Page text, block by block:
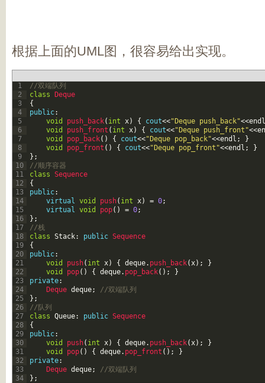
根据上面的UML图，很容易给出实现。
1
2
3
4
5
6
7
8
9
10
11
12
13
14
15
16
17
18
19
20
21
22
23
24
25
26
27
28
29
30
31
32
33
34
//双端队列
class
Deque
{
public:
void
push_back( int x) { cout<<"Deque push_back"<<endl
void
push_front ( int x) { cout<<"Deque push_front"<<
void
pop_back( ) { cout<<"Deque pop_back"<<endl ;
}
void
pop_front ( ) { cout<<"Deque pop_front"<<endl ;
}
} ;
//顺序容器
class Sequence
{
public:
virtual void push( int x) = 0;
virtual void pop( ) = 0;
} ;
//栈
class Stack: public Sequence
{
public:
void
push( int x) { deque. push_back(x) ;
}
void
pop( ) { deque. pop_back( ) ;
}
private:
Deque deque;
//双端队列
} ;
//队列
class Queue: public Sequence
{
public:
void
push( int x) { deque. push_back(x) ;
}
void
pop( ) { deque. pop_front ( ) ;
}
private:
Deque deque;
//双端队列
} ;